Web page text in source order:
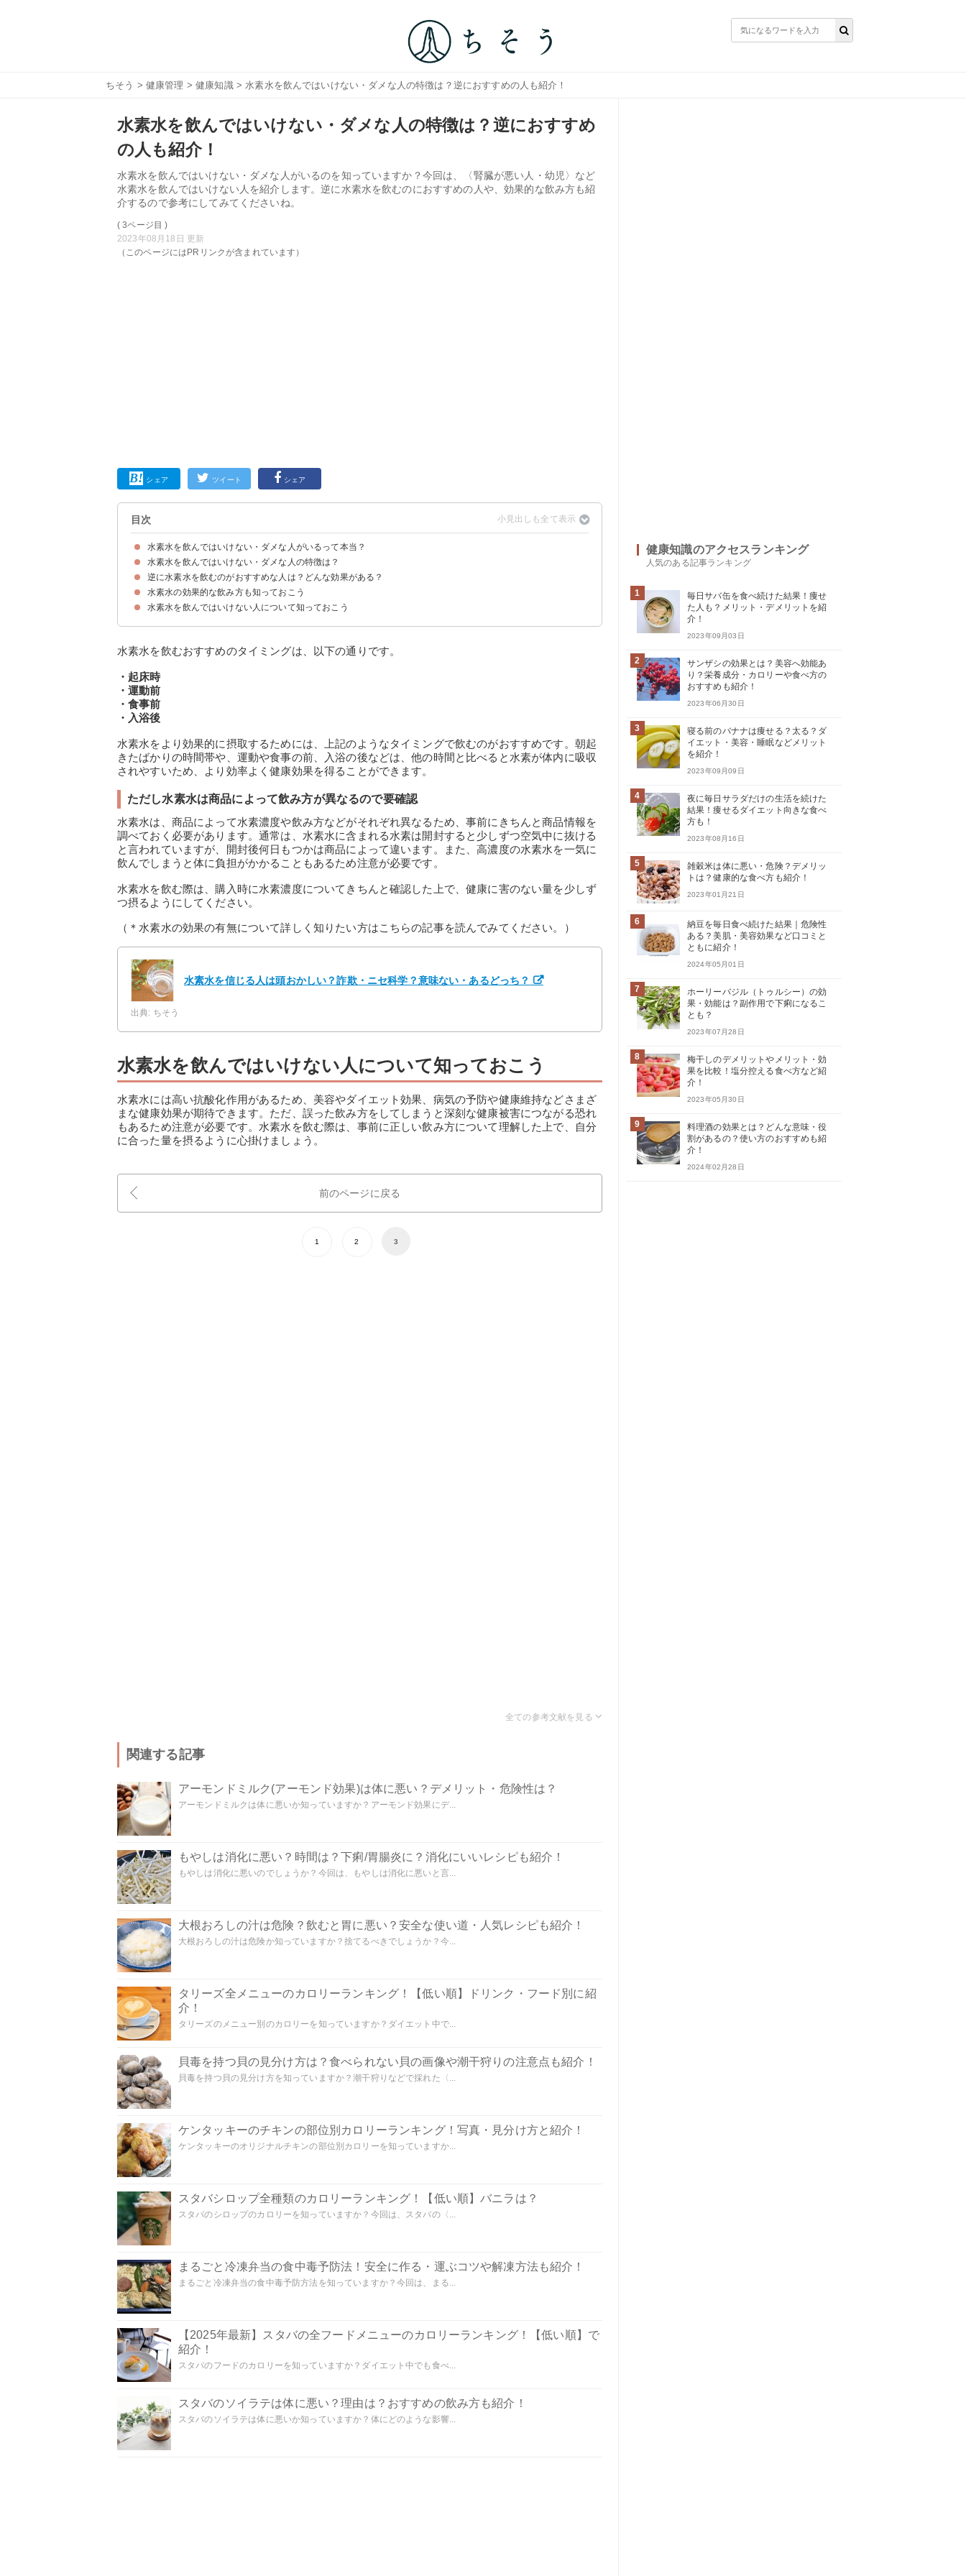
ちそう > 健康管理 >健康知識> 水素水を飲んではいけない・ダメな人の特徴は？逆におすすめの人も紹介！
水素水を飲んではいけない・ダメな人の特徴は？逆におすすめ
の人も紹介！
水素水を飲んではいけない・ダメな人がいるのを知っていますか？今回は、〈腎臓が悪い人・幼児〉など
水素水を飲んではいけない人を紹介します。逆に水素水を飲むのにおすすめの人や、効果的な飲み方も紹
介するので参考にしてみてくださいね。
( 3ページ目 )
2023年08月18日 更新
（このページにはPRリンクが含まれています）
シェア ツイート シェア
目次
水素水を飲んではいけない・ダメな人がいるって本当？
水素水を飲んではいけない・ダメな人の特徴は？
【前提】そもそも水素水は商品によって水素の含有量が異なる
①腎臓・胃に持病がある人
②無酸症・低酸症の人
③幼児・乳児
④薬の服用時
逆に水素水を飲むのがおすすめな人は？どんな効果がある？
①美容・美肌効果
②ダイエット効果
③健康維持・体質改善
水素水の効果的な飲み方も知っておこう
水素水の1日の摂取量は300〜600ml
水素水を飲むおすすめのタイミング
ただし水素水は商品によって飲み方が異なるので要確認
水素水を飲んではいけない人について知っておこう
水素水を飲むおすすめのタイミングは、以下の通りです。
・起床時
・運動前
・食事前
・入浴後
水素水をより効果的に摂取するためには、上記のようなタイミングで飲むのがおすすめです。朝起
きたばかりの時間帯や、運動や食事の前、入浴の後などは、他の時間と比べると水素が体内に吸収
されやすいため、より効率よく健康効果を得ることができます。
ただし水素水は商品によって飲み方が異なるので要確認
水素水は、商品によって水素濃度や飲み方などがそれぞれ異なるため、事前にきちんと商品情報を
調べておく必要があります。通常は、水素水に含まれる水素は開封すると少しずつ空気中に抜ける
と言われていますが、開封後何日もつかは商品によって違います。また、高濃度の水素水を一気に
飲んでしまうと体に負担がかかることもあるため注意が必要です。
水素水を飲む際は、購入時に水素濃度についてきちんと確認した上で、健康に害のない量を少しず
つ摂るようにしてください。
（＊水素水の効果の有無について詳しく知りたい方はこちらの記事を読んでみてください。）
水素水を信じる人は頭おかしい？詐欺・ニセ科学？意味ない・あるどっち？
出典: ちそう
水素水を飲んではいけない人について知っておこう
水素水には高い抗酸化作用があるため、美容やダイエット効果、病気の予防や健康維持などさまざ
まな健康効果が期待できます。ただ、誤った飲み方をしてしまうと深刻な健康被害につながる恐れ
もあるため注意が必要です。水素水を飲む際は、事前に正しい飲み方について理解した上で、自分
に合った量を摂るように心掛けましょう。
前のページに戻る
1 2 3
関連する記事
アーモンドミルク(アーモンド効果)は体に悪い？デメリット・危険性は？
アーモンドミルクは体に悪いか知っていますか？アーモンド効果にデ...
もやしは消化に悪い？時間は？下痢/胃腸炎に？消化にいいレシピも紹介！
もやしは消化に悪いのでしょうか？今回は、もやしは消化に悪いと言...
大根おろしの汁は危険？飲むと胃に悪い？安全な使い道・人気レシピも紹介！
大根おろしの汁は危険か知っていますか？捨てるべきでしょうか？今...
タリーズ全メニューのカロリーランキング！【低い順】ドリンク・フード別に紹
介！
タリーズのメニュー別のカロリーを知っていますか？ダイエット中で...
貝毒を持つ貝の見分け方は？食べられない貝の画像や潮干狩りの注意点も紹介！
貝毒を持つ貝の見分け方を知っていますか？潮干狩りなどで採れた〈...
ケンタッキーのチキンの部位別カロリーランキング！写真・見分け方と紹介！
ケンタッキーのオリジナルチキンの部位別カロリーを知っていますか...
スタバシロップ全種類のカロリーランキング！【低い順】バニラは？
スタバのシロップのカロリーを知っていますか？今回は、スタバの〈...
まるごと冷凍弁当の食中毒予防法！安全に作る・運ぶコツや解凍方法も紹介！
まるごと冷凍弁当の食中毒予防方法を知っていますか？今回は、まる...
【2025年最新】スタバの全フードメニューのカロリーランキング！【低い順】で
紹介！
スタバのフードのカロリーを知っていますか？ダイエット中でも食べ...
スタバのソイラテは体に悪い？理由は？おすすめの飲み方も紹介！
スタバのソイラテは体に悪いか知っていますか？体にどのような影響...
健康知識のアクセスランキング
人気のある記事ランキング
1
毎日サバ缶を食べ続けた結果！痩せ
た人も？メリット・デメリットを紹
介！
2023年09月03日
2
サンザシの効果とは？美容へ効能あ
り？栄養成分・カロリーや食べ方の
おすすめも紹介！
2023年06月30日
3
寝る前のバナナは痩せる？太る？ダ
イエット・美容・睡眠などメリット
を紹介！
2023年09月09日
4
夜に毎日サラダだけの生活を続けた
結果！痩せるダイエット向きな食べ
方も！
2023年08月16日
5
雑穀米は体に悪い・危険？デメリッ
トは？健康的な食べ方も紹介！
2023年01月21日
6
納豆を毎日食べ続けた結果｜危険性
ある？美肌・美容効果など口コミと
ともに紹介！
2024年05月01日
7
ホーリーバジル（トゥルシー）の効
果・効能は？副作用で下痢になるこ
とも？
2023年07月28日
8
梅干しのデメリットやメリット・効
果を比較！塩分控える食べ方など紹
介！
2023年05月30日
9
料理酒の効果とは？どんな意味・役
割があるの？使い方のおすすめも紹
介！
2024年02月28日